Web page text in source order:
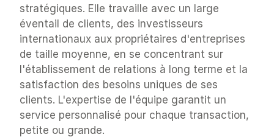
stratégiques. Elle travaille avec un large
éventail de clients, des investisseurs
internationaux aux propriétaires d'entreprises
de taille moyenne, en se concentrant sur
l'établissement de relations à long terme et la
satisfaction des besoins uniques de ses
clients. L'expertise de l'équipe garantit un
service personnalisé pour chaque transaction,
petite ou grande.